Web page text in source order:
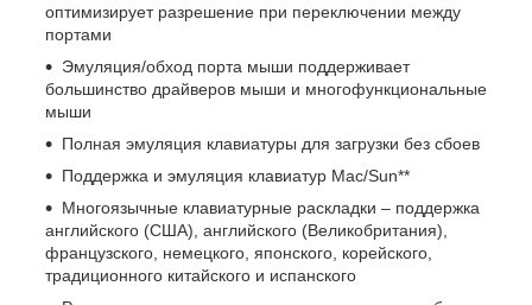
оптимизирует разрешение при переключении между
портами
Эмуляция/обход порта мыши поддерживает
большинство драйверов мыши и многофункциональные
мыши
Полная эмуляция клавиатуры для загрузки без сбоев
Поддержка и эмуляция клавиатур Mac/Sun**
Многоязычные клавиатурные раскладки – поддержка
английского (США), английского (Великобритания),
французского, немецкого, японского, корейского,
традиционного китайского и испанского